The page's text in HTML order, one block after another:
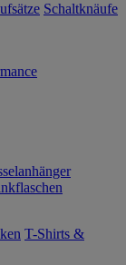
Schaltknäufe
T-Shirts &